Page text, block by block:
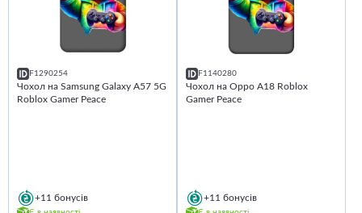
F1290254
Чохол на Samsung Galaxy A57 5G
Roblox Gamer Peace
+11 бонусів
F1140280
Чохол на Oppo A18 Roblox
Gamer Peace
+11 бонусів